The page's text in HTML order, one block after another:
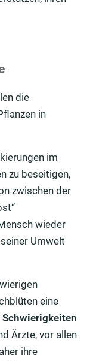
die
in
im
zu beseitigen,
zwischen der
wieder
Umwelt
eine
Ärzte, vor allen
ihre